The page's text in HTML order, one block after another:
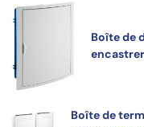
Boîte de
Boîte de